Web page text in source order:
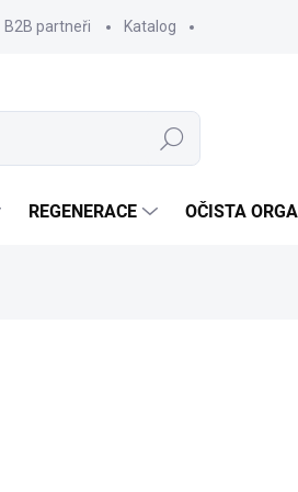
B2B partneři Katalog
Hledat
REGENERACE OČISTA